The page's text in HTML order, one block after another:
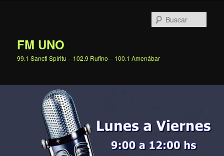
FM UNO
99.1 Sancti Spíritu – 102.9 Rufino – 100.1 Amenábar